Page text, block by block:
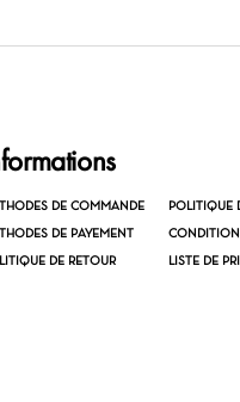
DE COMMANDE
DE PAYEMENT
DE RETOUR
POLITIQUE
LISTE DE